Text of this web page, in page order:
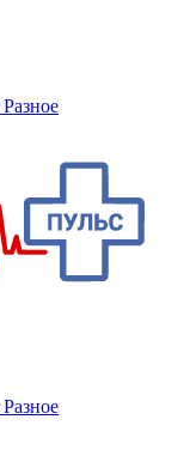
Разное
Разное